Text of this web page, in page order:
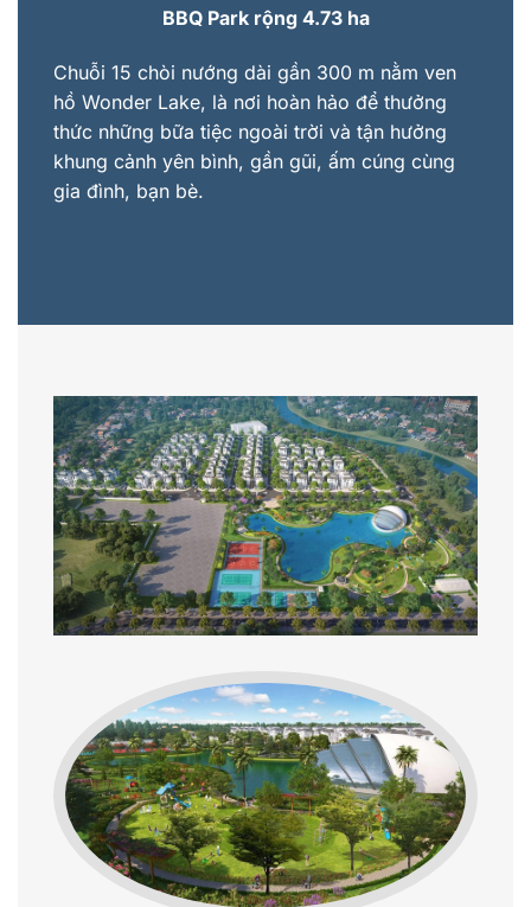
BBQ Park rộng 4.73 ha
Chuỗi 15 chòi nướng dài gần 300 m nằm ven
hồ Wonder Lake, là nơi hoàn hảo để thưởng
thức những bữa tiệc ngoài trời và tận hưởng
khung cảnh yên bình, gần gũi, ấm cúng cùng
gia đình, bạn bè.